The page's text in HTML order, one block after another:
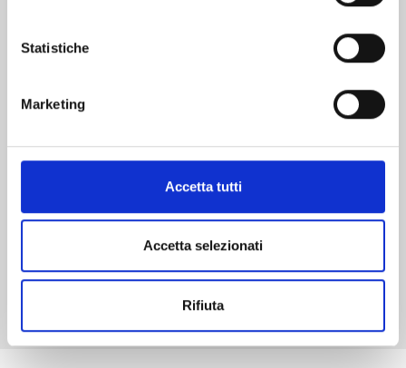
Statistiche
Marketing
Accetta tutti
Accetta selezionati
Rifiuta
MERMAID MELODY - PICHI PICHI PITCH n. 3
€ 12,00
Mostra tutto